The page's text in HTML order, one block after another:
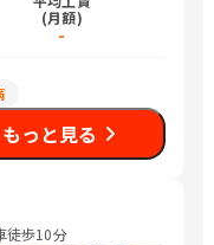
(月額)
-
もっと見る
徒歩10分